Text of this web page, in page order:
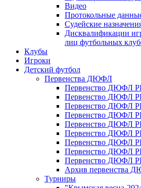
Видео
Протокольные
Судейские
Дисквалификации
лиц футбольных
Клубы
Игроки
Детский футбол
Первенства ДЮФЛ
Первенство ДЮФЛ
Первенство ДЮФЛ
Первенство ДЮФЛ
Первенство ДЮФЛ
Первенство ДЮФЛ
Первенство ДЮФЛ
Первенство ДЮФЛ
Первенство ДЮФЛ
Первенство ДЮФЛ
Архив первенства
Турниры